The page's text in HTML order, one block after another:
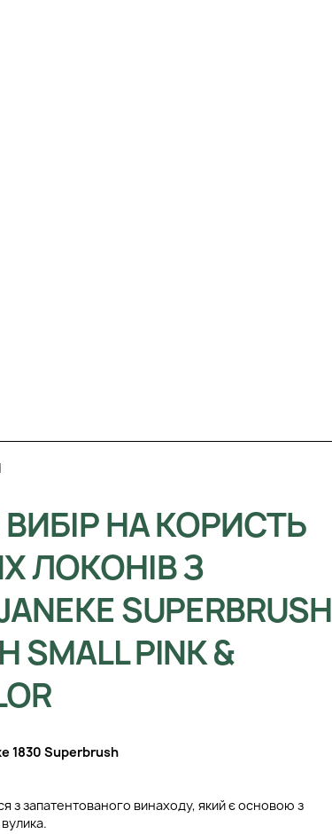
НА КОРИСТЬ
ЛОКОНІВ З
SUPERBRUSH
SMALL PINK &
1830 Superbrush
з запатентованого винаходу, який є основою з